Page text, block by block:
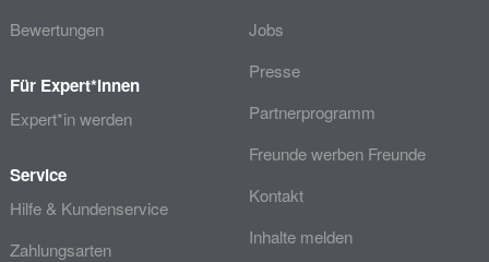
Bewertungen
Für Expert*innen
Expert*in werden
Service
Hilfe & Kundenservice
Zahlungsarten
Jobs
Presse
Partnerprogramm
Freunde werben Freunde
Kontakt
Inhalte melden